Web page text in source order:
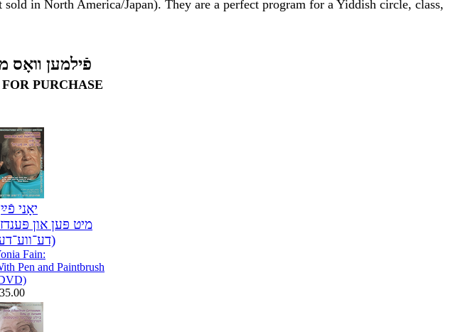
in North America/Japan). They are a perfect program for a Yiddish circle, class,
פֿילמען װאָס
PURCHASE
יאָני
מיט פּען און
Fain:
Pen and Paintbrush